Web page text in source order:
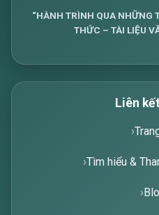
“HÀNH TRÌNH QUA NHỮNG
THỨC – TÀI LIỆU
Liên
Tìm hiểu &